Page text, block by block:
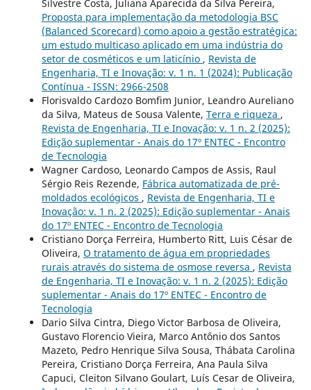
Silvestre Costa, Juliana Aparecida da Silva Pereira,
Proposta para implementação da metodologia BSC
(Balanced Scorecard) como apoio a gestão estratégica:
um estudo multicaso aplicado em uma indústria do
setor de cosméticos e um laticínio , Revista de
Engenharia, TI e Inovação: v. 1 n. 1 (2024): Publicação
Contínua - ISSN: 2966-2508
Florisvaldo Cardozo Bomfim Junior, Leandro Aureliano
da Silva, Mateus de Sousa Valente, Terra e riqueza ,
Revista de Engenharia, TI e Inovação: v. 1 n. 2 (2025):
Edição suplementar - Anais do 17º ENTEC - Encontro
de Tecnologia
Wagner Cardoso, Leonardo Campos de Assis, Raul
Sérgio Reis Rezende, Fábrica automatizada de pré-
moldados ecológicos , Revista de Engenharia, TI e
Inovação: v. 1 n. 2 (2025): Edição suplementar - Anais
do 17º ENTEC - Encontro de Tecnologia
Cristiano Dorça Ferreira, Humberto Ritt, Luis César de
Oliveira, O tratamento de água em propriedades
rurais através do sistema de osmose reversa , Revista
de Engenharia, TI e Inovação: v. 1 n. 2 (2025): Edição
suplementar - Anais do 17º ENTEC - Encontro de
Tecnologia
Dario Silva Cintra, Diego Victor Barbosa de Oliveira,
Gustavo Florencio Vieira, Marco Antônio dos Santos
Mazeto, Pedro Henrique Silva Sousa, Thábata Carolina
Pereira, Cristiano Dorça Ferreira, Ana Paula Silva
Capuci, Cleiton Silvano Goulart, Luís Cesar de Oliveira,